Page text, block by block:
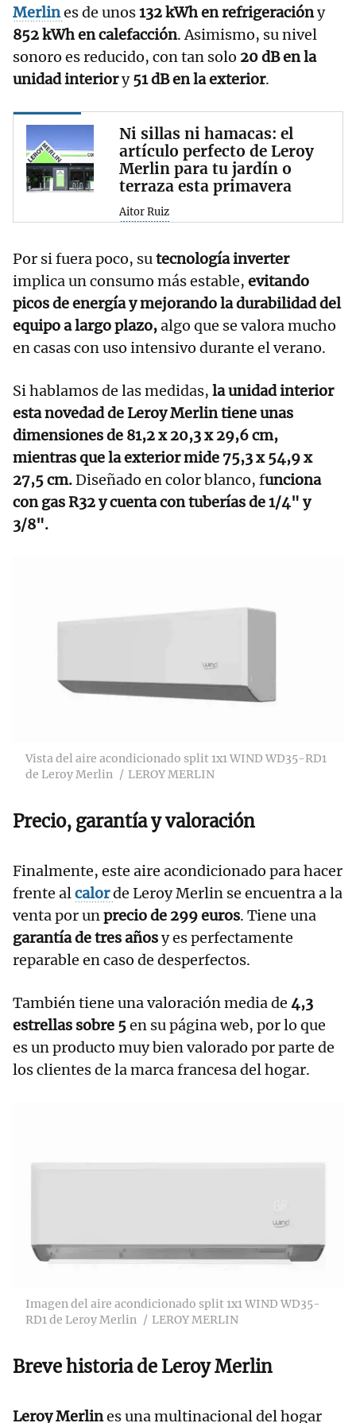
Merlines de unos132 kWh en refrigeracióny
852 kWh en calefacción. Asimismo, su nivel
sonoro es reducido, con tan solo 20 dB en la
unidad interiory51 dB en la exterior.
Ni sillas ni hamacas: el
artículo perfecto de Leroy
Merlin para tu jardín o
terraza esta primavera
Aitor Ruiz
Por si fuera poco, sutecnología inverter
implica un consumo más estable, evitando
picos de energía y mejorando la durabilidad del
equipo a largo plazo,algo que se valora mucho
en casas con uso intensivo durante el verano.
Si hablamos de las medidas, la unidad interior
esta novedad de Leroy Merlin tiene unas
dimensiones de 81,2 x 20,3 x 29,6 cm,
mientras que la exterior mide 75,3 x 54,9 x
27,5 cm.Diseñado en color blanco, funciona
con gas R32 y cuenta con tuberías de 1/4" y
3/8".
Vista del aire acondicionado split 1x1 WIND WD35-RD1
de Leroy Merlin
LEROY MERLIN
Precio, garantía y valoración
Finalmente, este aire acondicionado para hacer
frente alcalorde Leroy Merlin se encuentra a la
venta por unprecio de 299 euros. Tiene una
garantía de tres añosy es perfectamente
reparable en caso de desperfectos.
También tiene una valoración media de 4,3
estrellas sobre 5en su página web, por lo que
es un producto muy bien valorado por parte de
los clientes de la marca francesa del hogar.
Imagen del aire acondicionado split 1x1 WIND WD35-
RD1 de Leroy Merlin
LEROY MERLIN
Breve historia de Leroy Merlin
Leroy Merlines una multinacional del hogar